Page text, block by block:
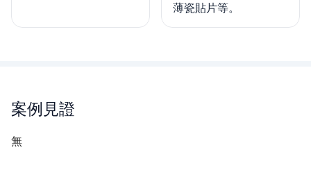
薄瓷貼片等。
案例見證
無